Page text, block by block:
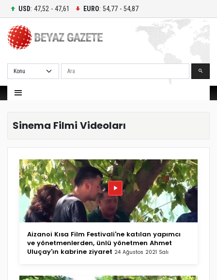
USD: 47,52 - 47,61 EURO: 54,77 - 54,87
Ara
Sinema Filmi Videoları
Aizanoi Kısa Film Festivali'ne katılan yapımcı
ve yönetmenlerden, ünlü yönetmen Ahmet
Uluçay'ın kabrine ziyaret 24 Ağustos 2021 Salı